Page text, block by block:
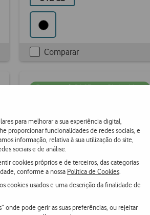
para melhorar a sua experiência digital,
proporcionar funcionalidades de redes sociais, e
informação, relativa à sua utilização do site,
sociais e de análise.
cookies próprios e de terceiros, das categorias
conforme a nossa Política de Cookies
cookies usados e uma descrição da finalidade de
onde pode gerir as suas preferências, ou rejeitar
Checkbox
Comparar
Poupa até €165 em Clube Viva